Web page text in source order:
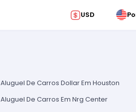
USD
Aluguel De Carros Dollar Em Houston
Aluguel De Carros Em Nrg Center